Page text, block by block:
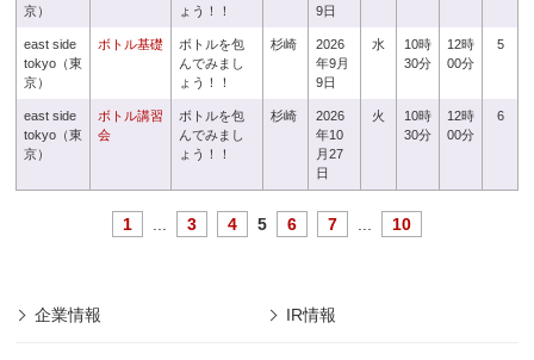
京）
ょう！！
9日
east side
tokyo（東
京）
ボトル基礎
ボトルを包
んでみまし
ょう！！
杉崎
2026
年9月
9日
水
10時
30分
12時
00分
5
east side
tokyo（東
京）
ボトル講習
会
ボトルを包
んでみまし
ょう！！
杉崎
2026
年10
月27
日
火
10時
30分
12時
00分
6
1 3 4 5 6 7 10
企業情報 IR情報